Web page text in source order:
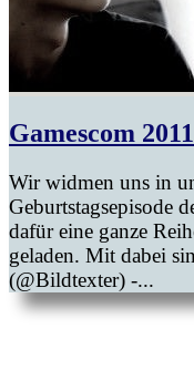
Gamescom
Wir widmen uns in
Geburtstagsepisode
dafür eine ganze
geladen. Mit dabei
(@Bildtexter) -...